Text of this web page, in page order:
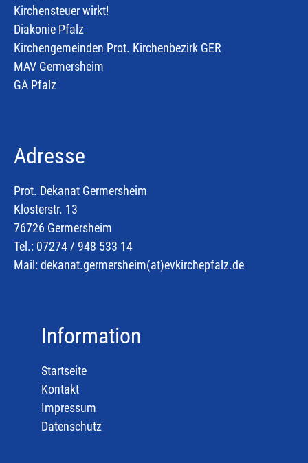
Kirchensteuer wirkt!
Diakonie Pfalz
Kirchengemeinden Prot. Kirchenbezirk GER
MAV Germersheim
GA Pfalz
Adresse
Prot. Dekanat Germersheim
Klosterstr. 13
76726 Germersheim
Tel.: 07274 / 948 533 14
Mail:dekanat.germersheim(at)evkirchepfalz.de
Information
Startseite
Kontakt
Impressum
Datenschutz